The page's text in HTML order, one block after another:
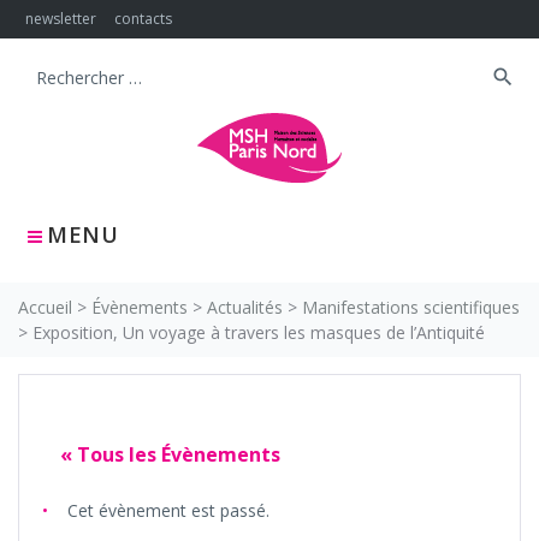
Skip
to
newsletter contacts
MENU
Search
search
Accueil > Évènements > Actualités > Manifestations scientifiques
> Exposition, Un voyage à travers les masques de l’Antiquité
« Tous les Évènements
Cet évènement est passé.